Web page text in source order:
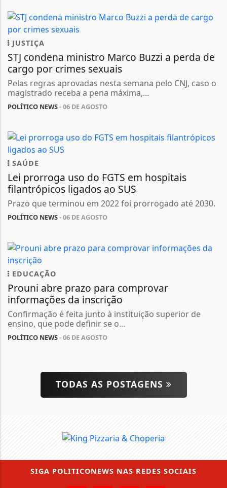
JUSTIÇA
STJ condena ministro Marco Buzzi a perda de
cargo por crimes sexuais
Pelas regras aprovadas nesta semana pelo CNJ, caso o
magistrado receba a pena máxima,...
POLÍTICO NEWS- 06 DE AGOSTO
SAÚDE
Lei prorroga uso do FGTS em hospitais
filantrópicos ligados ao SUS
Prazo que terminou em 2022 foi prorrogado até 2030.
POLÍTICO NEWS- 06 DE AGOSTO
EDUCAÇÃO
Prouni abre prazo para comprovar
informações da inscrição
Confirmação é feita junto à instituição superior de
ensino, que pode definir se o...
POLÍTICO NEWS- 06 DE AGOSTO
TODAS AS POSTAGENS
SIGA POLITICONEWS NAS REDES SOCIAIS